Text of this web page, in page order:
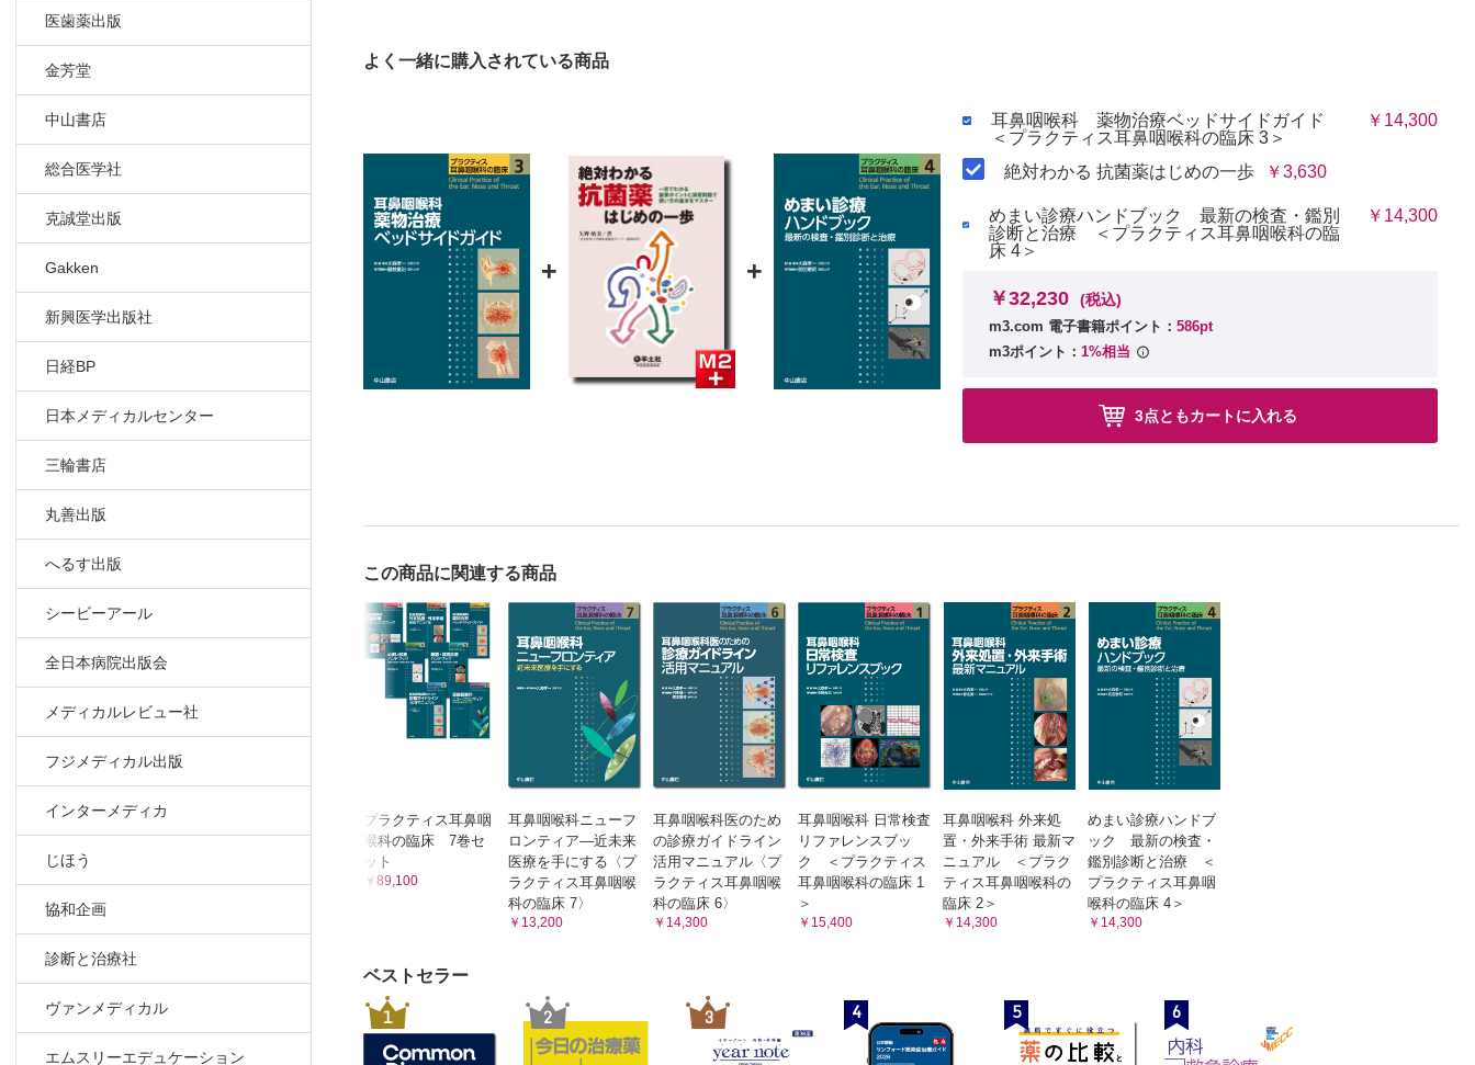
医歯薬出版
金芳堂
中山書店
総合医学社
克誠堂出版
Gakken
新興医学出版社
日経BP
日本メディカルセンター
三輪書店
丸善出版
へるす出版
シービーアール
全日本病院出版会
メディカルレビュー社
フジメディカル出版
インターメディカ
じほう
協和企画
診断と治療社
ヴァンメディカル
エムスリーエデュケーション
実際の使い方，薬物相互作用 （岡野光博，金井健吾，岡 愛子）
Advice 妊婦への使い方 （尾野里奈）
Advice 抗ヒスタミン薬と抗ロイコトリエン薬の併用は有効か （意元義政）
Topics 血管性浮腫に対する薬物療法 （加藤幸宣）
11 舌下免疫療法
実際例と治療効果，有害事象 （阪本浩一）
12 抗めまい薬
耳鼻咽喉科疾患の実際例（北原 糺）
Topics 7％炭酸水素ナトリウム注射液（メイロン®）の作用機序 （武田憲昭）
Advice イソソルビドとの併用療法 （車 哲成）
14 抗うつ薬
種類と特徴，作用機序 （堀井 新）
15 睡眠薬
種類と特徴 （中山明峰）
16 ビタミン薬
種類と特徴 （細谷 誠）
耳鼻咽喉科疾患での実際例
耳鼻咽喉科疾患での実際例
18 抗血小板薬・抗凝固薬
作用機序と種類 （玉 直人）
19 副交感神経刺激薬
耳鼻咽喉科疾患での実際例
20 甲状腺・副甲状腺薬，カルシウム薬
種類と使用法 （鈴木基之）
よく一緒に購入されている商品
+ +
耳鼻咽喉科 薬物治療ベッドサイドガイド
＜プラクティス耳鼻咽喉科の臨床 3＞
￥14,300
絶対わかる 抗菌薬はじめの一歩 ￥3,630
めまい診療ハンドブック 最新の検査・鑑別
診断と治療 ＜プラクティス耳鼻咽喉科の臨
床 4＞
￥14,300
￥32,230 (税込)
m3.com 電子書籍ポイント： 586pt
m3ポイント： 1%相当
3点ともカートに入れる
この商品に関連する商品
プラクティス耳鼻咽
喉科の臨床 7巻セ
ット
￥89,100
耳鼻咽喉科ニューフ
ロンティア―近未来
医療を手にする〈プ
ラクティス耳鼻咽喉
科の臨床 7〉
￥13,200
耳鼻咽喉科医のため
の診療ガイドライン
活用マニュアル〈プ
ラクティス耳鼻咽喉
科の臨床 6〉
￥14,300
耳鼻咽喉科 日常検査
リファレンスブッ
ク ＜プラクティス
耳鼻咽喉科の臨床 1
＞
￥15,400
耳鼻咽喉科 外来処
置・外来手術 最新マ
ニュアル ＜プラク
ティス耳鼻咽喉科の
臨床 2＞
￥14,300
めまい診療ハンドブ
ック 最新の検査・
鑑別診断と治療 ＜
プラクティス耳鼻咽
喉科の臨床 4＞
￥14,300
ベストセラー
1 2 3 4 5 6